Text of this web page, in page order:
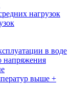
нагрузок
в воде
напряжения
выше +